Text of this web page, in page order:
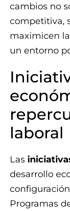
cambios no
competitiva,
maximicen
un entorno
laboral
Las
desarrollo
Programas